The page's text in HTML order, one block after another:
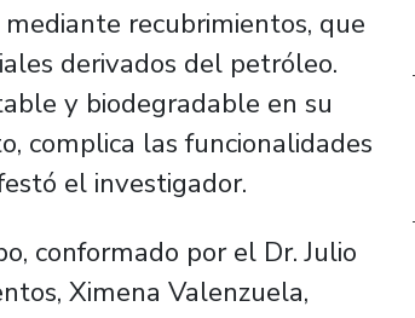
recubrimientos, que
derivados del petróleo.
y biodegradable en su
complica las funcionalidades
el investigador.
conformado por el Dr. Julio
Ximena Valenzuela,